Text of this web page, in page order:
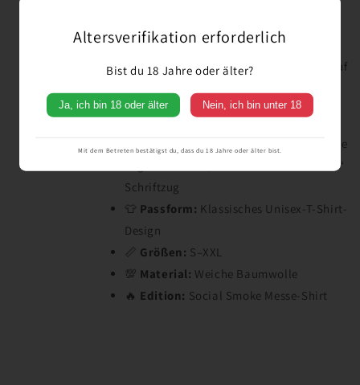
Das weiße Shirt sorgt für einen klaren, frischen Look
und lässt sich perfekt im Alltag, in der Lounge oder auf
🤍Farbe: Weiß
Schwarzer Social Smoke
Logo-Print mit „Smoke. Chill. Socialize.“
Schriftzug
👕 Passform: Klassisches Unisex-T-Shirt-
Design
📏 Größen: S–XXL
💯 Material: Weiche Baumwolle
🔥 Edition: Social Smoke Messe-Shirt
Altersverifikation erforderlich
Bist du 18 Jahre oder älter?
Ja, ich bin 18 oder älter Nein, ich bin unter 18
Mit dem Betreten bestätigst du, dass du 18 Jahre oder älter bist.